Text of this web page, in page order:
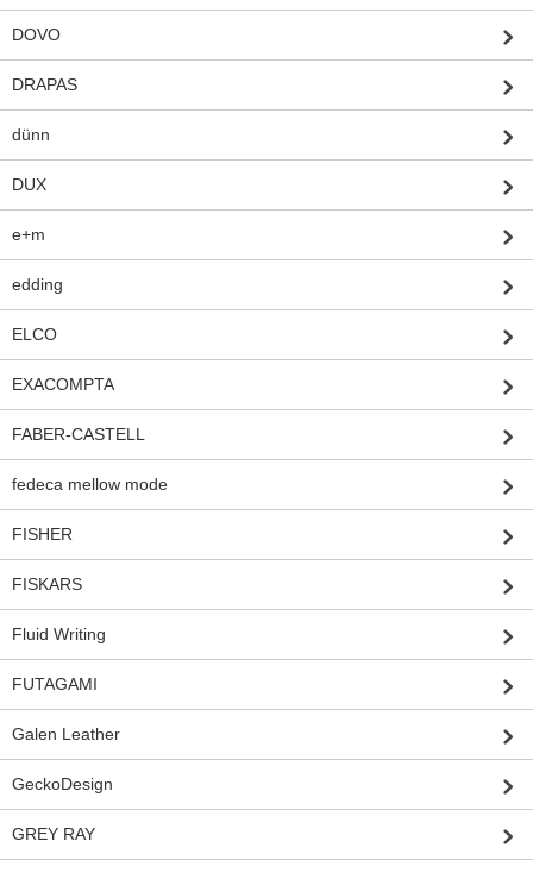
DOVO
DRAPAS
dünn
DUX
e+m
edding
ELCO
EXACOMPTA
FABER-CASTELL
fedeca mellow mode
FISHER
FISKARS
Fluid Writing
FUTAGAMI
Galen Leather
GeckoDesign
GREY RAY